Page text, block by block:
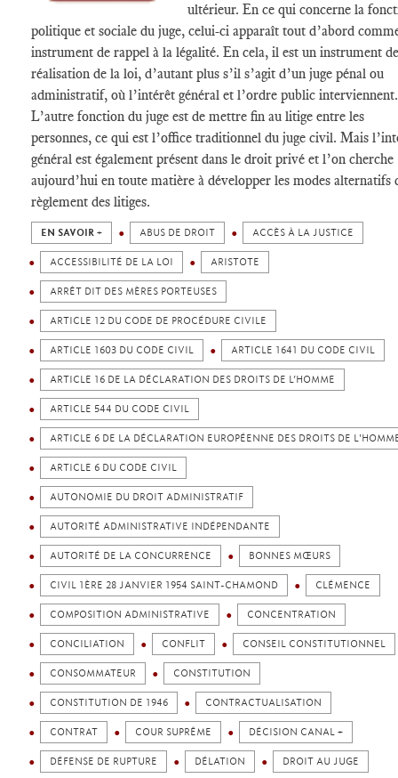
ultérieur. En ce qui concerne la
politique et sociale du juge, celui-ci apparaît tout d’abord
instrument de rappel à la légalité. En cela, il est un instrument de
réalisation de la loi, d’autant plus s’il s’agit d’un juge pénal ou
administratif, où l’intérêt général et l’ordre public interviennent.
L’autre fonction du juge est de mettre fin au litige entre les
personnes, ce qui est l’office traditionnel du juge civil. Mais
général est également présent dans le droit privé et l’on cherche
aujourd’hui en toute matière à développer les modes alternatifs
règlement des litiges.
EN SAVOIR + ABUS DE DROIT ACCÈS À LA JUSTICE
ACCESSIBILITÉ DE LA LOI ARISTOTE
ARRÊT DIT DES MÈRES PORTEUSES
ARTICLE 12 DU CODE DE PROCÉDURE CIVILE
ARTICLE 1603 DU CODE CIVIL ARTICLE 1641 DU CODE CIVIL
ARTICLE 16 DE LA DÉCLARATION DES DROITS DE L’HOMME
ARTICLE 544 DU CODE CIVIL
ARTICLE 6 DE LA DÉCLARATION EUROPÉENNE DES DROITS DE
ARTICLE 6 DU CODE CIVIL
AUTONOMIE DU DROIT ADMINISTRATIF
AUTORITÉ ADMINISTRATIVE INDÉPENDANTE
AUTORITÉ DE LA CONCURRENCE BONNES MŒURS
CIVIL 1ÈRE 28 JANVIER 1954 SAINT-CHAMOND CLÉMENCE
COMPOSITION ADMINISTRATIVE CONCENTRATION
CONCILIATION CONFLIT CONSEIL CONSTITUTIONNEL
CONSOMMATEUR CONSTITUTION
CONSTITUTION DE 1946 CONTRACTUALISATION
CONTRAT COUR SUPRÊME DÉCISION CANAL +
DÉFENSE DE RUPTURE DÉLATION DROIT AU JUGE